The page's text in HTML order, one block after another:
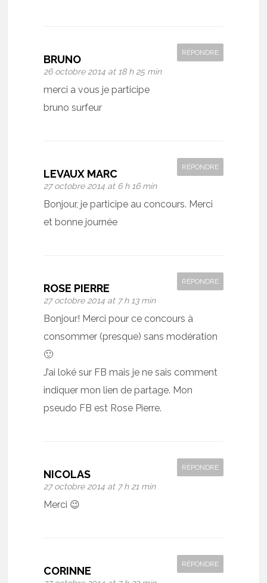
BRUNO
26 octobre 2014 at 18 h 25 min
RÉPONDRE
merci a vous je participe
bruno surfeur
LEVAUX MARC
27 octobre 2014 at 6 h 16 min
RÉPONDRE
Bonjour, je participe au concours. Merci
et bonne journée
ROSE PIERRE
27 octobre 2014 at 7 h 13 min
RÉPONDRE
Bonjour! Merci pour ce concours à
consommer (presque) sans modération
🙂
J’ai loké sur FB mais je ne sais comment
indiquer mon lien de partage. Mon
pseudo FB est Rose Pierre.
NICOLAS
27 octobre 2014 at 7 h 21 min
RÉPONDRE
Merci 😉
CORINNE
RÉPONDRE